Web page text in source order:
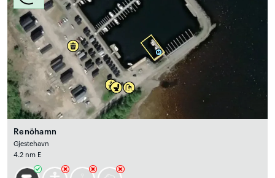
Renöhamn
Gjestehavn
4.2 nm E